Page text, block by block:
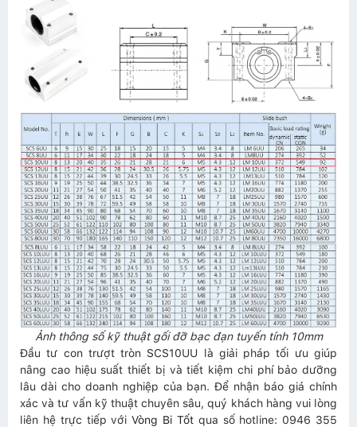
Ảnh thông số kỹ thuật gối đỡ bạc đạn tuyến tính 10mm
Đầu tư con trượt tròn SCS10UU là giải pháp tối ưu giúp
nâng cao hiệu suất thiết bị và tiết kiệm chi phí bảo dưỡng
lâu dài cho doanh nghiệp của bạn. Để nhận báo giá chính
xác và tư vấn kỹ thuật chuyên sâu, quý khách hàng vui lòng
liên hệ trực tiếp vớiVòng Bi Tốtqua số hotline: 0946 355